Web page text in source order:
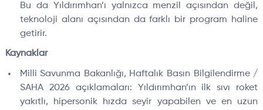
Bu da Yıldırımhan’ı yalnızca menzil açısından değil,
teknoloji alanı açısından da farklı bir program haline
getirir.
Kaynaklar
Milli Savunma Bakanlığı, Haftalık Basın Bilgilendirme /
SAHA 2026 açıklamaları: Yıldırımhan’ın ilk sıvı roket
yakıtlı, hipersonik hızda seyir yapabilen ve en uzun